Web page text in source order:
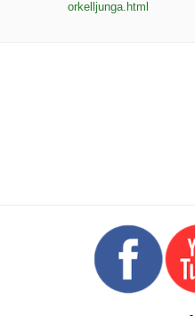
orkelljunga.html